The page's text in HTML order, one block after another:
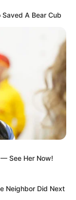
A Bear Cub
See Her Now!
Neighbor Did Next